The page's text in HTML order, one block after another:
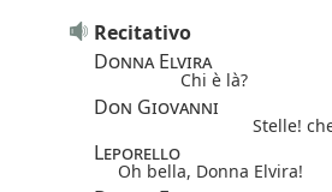
Recitativo
Donna Elvira
Chi è là?
Don Giovanni
Stelle!
Leporello
Oh bella, Donna Elvira!